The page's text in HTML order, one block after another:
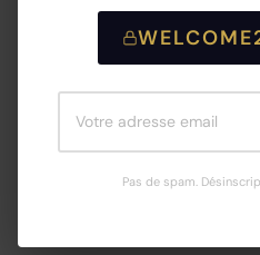
Pas de spam.
Accueil Montres